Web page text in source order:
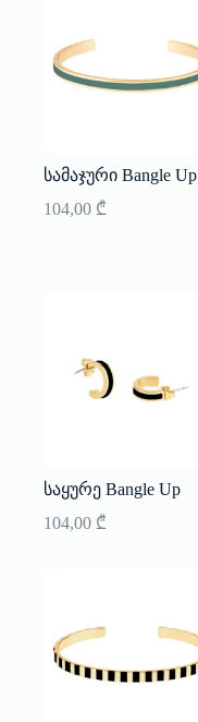
სამაჯური Bangle Up
104,00 ₾
საყურე Bangle Up
104,00 ₾